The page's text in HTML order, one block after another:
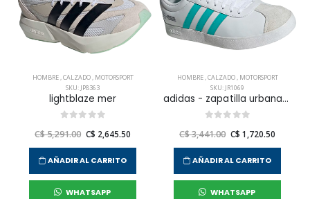
HOMBRE,CALZADO, MOTORSPORT
SKU: JP8363
lightblaze mer
C$ 5,291.00 C$ 2,645.50
AÑADIR AL CARRITO
WHATSAPP
HOMBRE,CALZADO, MOTORSPORT
SKU: JR1069
adidas - zapatilla urbana vl court mer para hombre
C$ 3,441.00 C$ 1,720.50
AÑADIR AL CARRITO
WHATSAPP